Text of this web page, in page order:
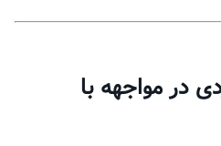
در مواجهه با